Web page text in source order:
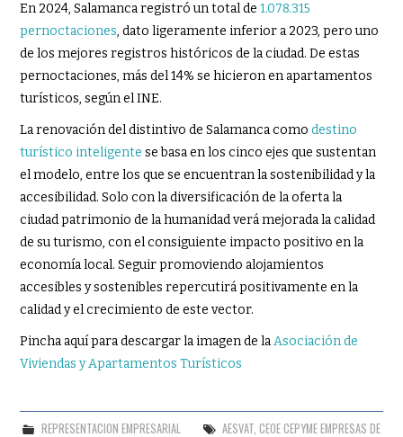
En 2024, Salamanca registró un total de1.078.315
pernoctaciones, dato ligeramente inferior a 2023, pero uno
de los mejores registros históricos de la ciudad. De estas
pernoctaciones, más del 14% se hicieron en apartamentos
turísticos, según el INE.
La renovación del distintivo de Salamanca comodestino
turístico inteligente se basa en los cinco ejes que sustentan
el modelo, entre los que se encuentran la sostenibilidad y la
accesibilidad. Solo con la diversificación de la oferta la
ciudad patrimonio de la humanidad verá mejorada la calidad
de su turismo, con el consiguiente impacto positivo en la
economía local. Seguir promoviendo alojamientos
accesibles y sostenibles repercutirá positivamente en la
calidad y el crecimiento de este vector.
Pincha aquí para descargar la imagen de laAsociación de
Viviendas y Apartamentos Turísticos
REPRESENTACION EMPRESARIAL AESVAT, CEOE CEPYME EMPRESAS DE